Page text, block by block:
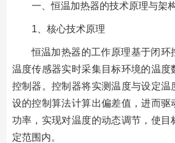
一、恒温加热器的技术原理与架
1、核心技术原理
恒温加热器的工作原理基于闭环
温度传感器实时采集目标环境的温度
控制器。控制器将实测温度与设定温
设的控制算法计算出偏差值，进而驱
功率，实现对温度的动态调节，使目
定范围内。